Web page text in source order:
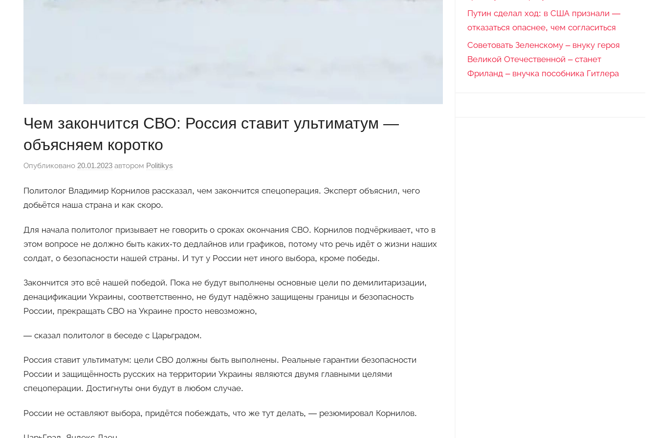
Чем закончится СВО: Россия ставит ультиматум —
объясняем коротко
Опубликовано 20.01.2023 автором Politikys
Политолог Владимир Корнилов рассказал, чем закончится спецоперация. Эксперт объяснил, чего
добьётся наша страна и как скоро.
Для начала политолог призывает не говорить о сроках окончания СВО. Корнилов подчёркивает, что в
этом вопросе не должно быть каких-то дедлайнов или графиков, потому что речь идёт о жизни наших
солдат, о безопасности нашей страны. И тут у России нет иного выбора, кроме победы.
Закончится это всё нашей победой. Пока не будут выполнены основные цели по демилитаризации,
денацификации Украины, соответственно, не будут надёжно защищены границы и безопасность
России, прекращать СВО на Украине просто невозможно,
— сказал политолог в беседе с Царьградом.
Россия ставит ультиматум: цели СВО должны быть выполнены. Реальные гарантии безопасности
России и защищённость русских на территории Украины являются двумя главными целями
спецоперации. Достигнуты они будут в любом случае.
России не оставляют выбора, придётся побеждать, что же тут делать, — резюмировал Корнилов.
Путин сделал ход: в США признали —
отказаться опаснее, чем согласиться
Советовать Зеленскому – внуку героя
Великой Отечественной – станет
Фриланд – внучка пособника Гитлера